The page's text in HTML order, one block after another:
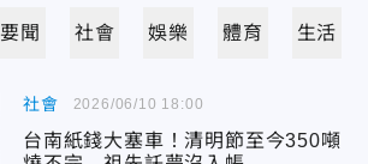
要聞 社會 娛樂 體育 生活
社會
台南紙錢大塞車！清明節至今350噸
2026/06/10 18:00